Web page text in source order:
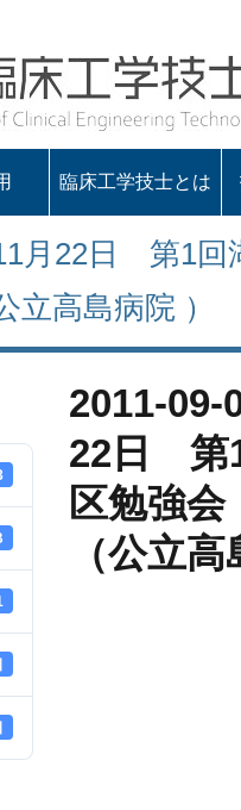
得
臨床工学技士とは
月22日 第1回
高島病院 ）
2011-
22日 第
区勉強
（公立高